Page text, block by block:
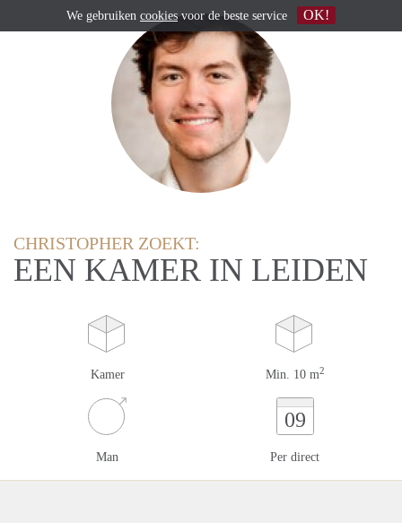
CHRISTOPHER ZOEKT:
EEN KAMER IN LEIDEN
Kamer Min. 10 m2
Man
09
Per direct
We gebruiken cookiesvoor de beste service OK!